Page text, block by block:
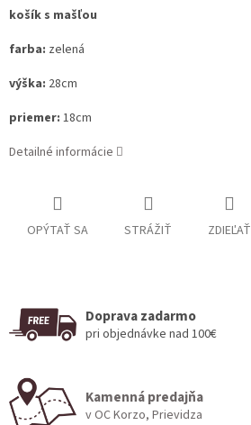
košík s mašľou
farba: zelená
výška: 28cm
priemer: 18cm
Detailné informácie
OPÝTAŤ SA STRÁŽIŤ ZDIEĽAŤ
Doprava zadarmo
pri objednávke nad 100€
Kamenná predajňa
v OC Korzo, Prievidza